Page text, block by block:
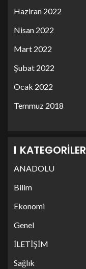
Haziran 2022
Nisan 2022
Mart 2022
Şubat 2022
Ocak 2022
Temmuz 2018
KATEGORILER
ANADOLU
Bilim
Ekonomi
Genel
İLETİŞİM
Sağlık